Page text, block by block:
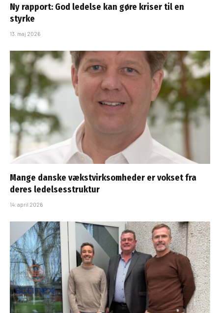
Ny rapport: God ledelse kan gøre kriser til en
styrke
13. maj 2026
Mange danske vækstvirksomheder er vokset fra
deres ledelsesstruktur
14. april 2026